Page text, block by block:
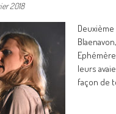
2018
leurs
façon de